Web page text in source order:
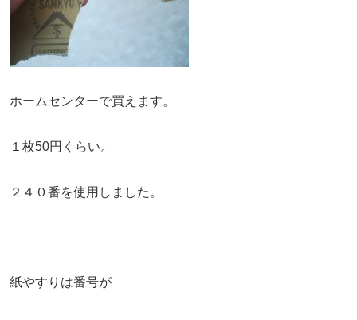
ホームセンターで買えます。
１枚50円くらい。
２４０番を使用しました。
紙やすりは番号が